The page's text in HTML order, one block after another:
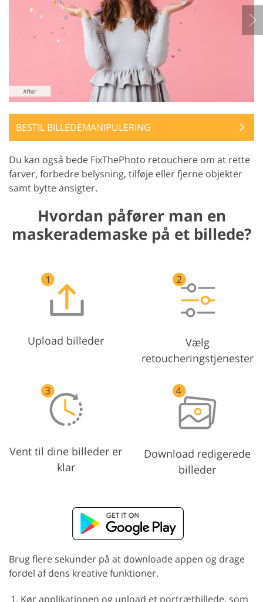
BESTIL BILLEDEMANIPULERING
Du kan også bede FixThePhoto retouchere om at rette
farver, forbedre belysning, tilføje eller fjerne objekter
samt bytte ansigter.
Hvordan påfører man en
maskerademaske på et billede?
Upload billeder
Vælg
retoucheringstjenester
Vent til dine billeder er
klar
Download redigerede
billeder
Brug flere sekunder på at downloade appen og drage
fordel af dens kreative funktioner.
Kør applikationen og upload et portrætbillede, som